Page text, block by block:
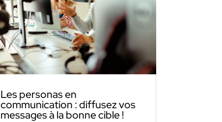
Les personas en
communication : diffusez vos
messages à la bonne cible !